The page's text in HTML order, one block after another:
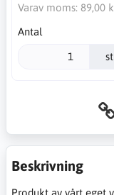
Varav moms: 89,00
Antal
st
Beskrivning
Produkt av vårt eget